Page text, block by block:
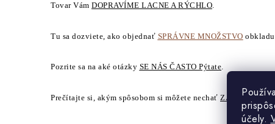
účely.
Tovar Vám DOPRAVÍME LACNE A RÝCHLO.
Tu sa dozviete, ako objednať SPRÁVNE MNOŽSTVO
Pozrite sa na aké otázky SE NÁS ČASTO Pýtate.
Prečítajte si, akým spôsobom si môžete nechať ZASLAŤ